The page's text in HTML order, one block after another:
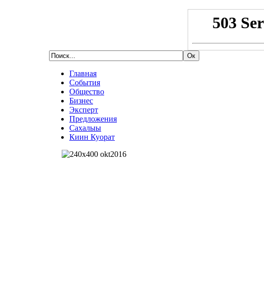
Главная
События
Общество
Бизнес
Эксперт
Предложения
Сахалыы
Киин Куорат